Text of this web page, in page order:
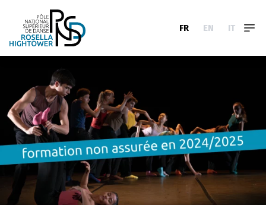
FR EN IT